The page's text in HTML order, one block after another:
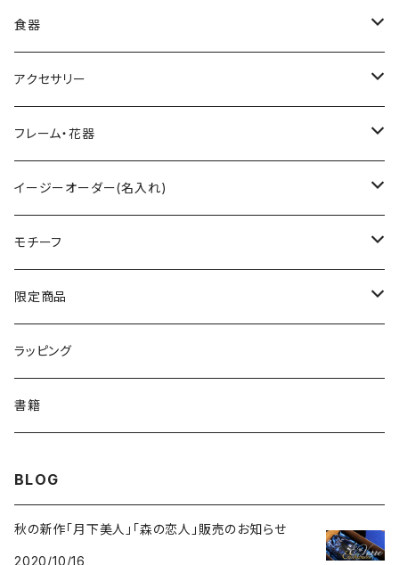
食器
グラス
ワイングラス
シャンパングラス
ティーセット
アクセサリー
ペンダント
小物入れ
ハートボックス
フレーム・花器
フォトフレーム
イージーオーダー(名入れ)
イニシャル入
すみれ花文字
ネーム入
テキスト入
モチーフ
フラワー
ローズ
さくら
ネイチャー
リーフ
メルヘン
レース
限定商品
数量限定
季節限定
ラッピング
書籍
BLOG
秋の新作「月下美人」「森の恋人」販売のお知らせ
2020/10/16